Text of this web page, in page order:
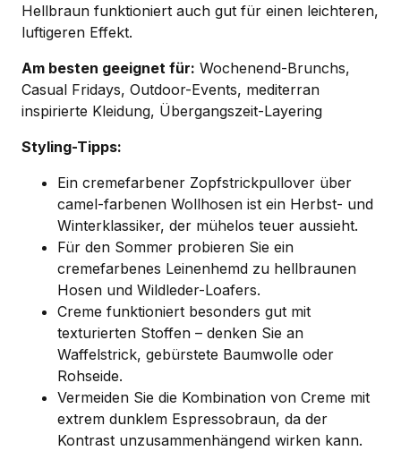
Hellbraun funktioniert auch gut für einen leichteren,
luftigeren Effekt.
Am besten geeignet für: Wochenend-Brunchs,
Casual Fridays, Outdoor-Events, mediterran
inspirierte Kleidung, Übergangszeit-Layering
Styling-Tipps:
Ein cremefarbener Zopfstrickpullover über
camel-farbenen Wollhosen ist ein Herbst- und
Winterklassiker, der mühelos teuer aussieht.
Für den Sommer probieren Sie ein
cremefarbenes Leinenhemd zu hellbraunen
Hosen und Wildleder-Loafers.
Creme funktioniert besonders gut mit
texturierten Stoffen – denken Sie an
Waffelstrick, gebürstete Baumwolle oder
Rohseide.
Vermeiden Sie die Kombination von Creme mit
extrem dunklem Espressobraun, da der
Kontrast unzusammenhängend wirken kann.